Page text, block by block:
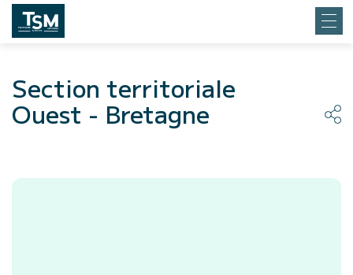
Section territoriale
Ouest - Bretagne